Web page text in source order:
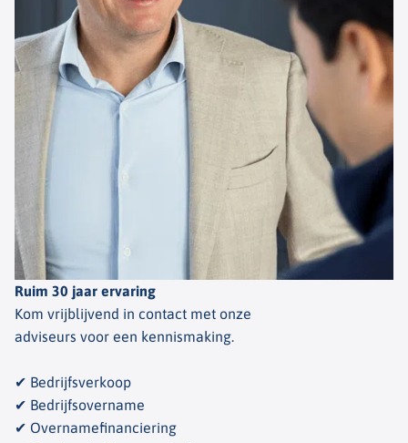
Ruim 30 jaar ervaring
Kom vrijblijvend in contact met onze
adviseurs voor een kennismaking.
✔ Bedrijfsverkoop
✔ Bedrijfsovername
✔ Overnamefinanciering